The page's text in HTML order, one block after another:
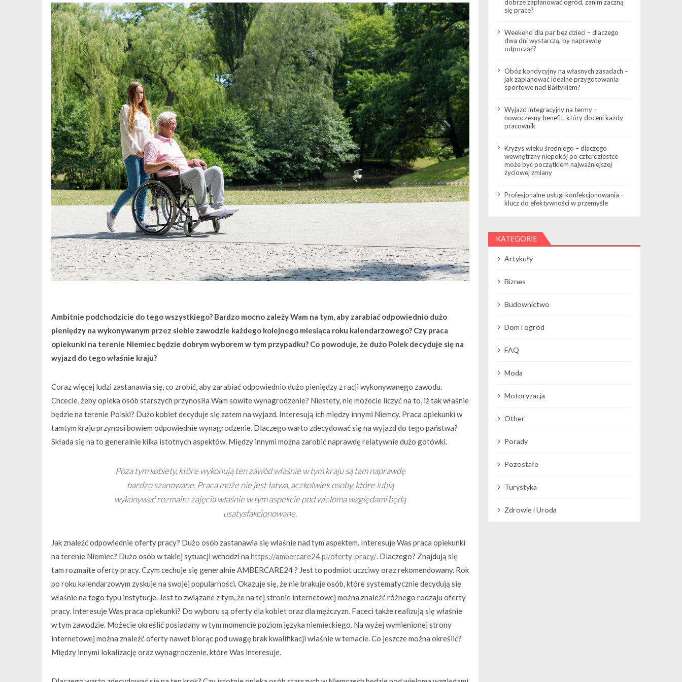
Ambitnie podchodzicie do tego wszystkiego? Bardzo mocno zależy Wam na tym, aby zarabiać odpowiednio dużo
pieniędzy na wykonywanym przez siebie zawodzie każdego kolejnego miesiąca roku kalendarzowego? Czy praca
opiekunki na terenie Niemiec będzie dobrym wyborem w tym przypadku? Co powoduje, że dużo Polek decyduje się na
wyjazd do tego właśnie kraju?
Coraz więcej ludzi zastanawia się, co zrobić, aby zarabiać odpowiednio dużo pieniędzy z racji wykonywanego zawodu.
Chcecie, żeby opieka osób starszych przynosiła Wam sowite wynagrodzenie? Niestety, nie możecie liczyć na to, iż tak właśnie
będzie na terenie Polski? Dużo kobiet decyduje się zatem na wyjazd. Interesują ich między innymi Niemcy. Praca opiekunki w
tamtym kraju przynosi bowiem odpowiednie wynagrodzenie. Dlaczego warto zdecydować się na wyjazd do tego państwa?
Składa się na to generalnie kilka istotnych aspektów. Między innymi można zarobić naprawdę relatywnie dużo gotówki.
Poza tym kobiety, które wykonują ten zawód właśnie w tym kraju są tam naprawdę
bardzo szanowane. Praca może nie jest łatwa, aczkolwiek osoby, które lubią
wykonywać rozmaite zajęcia właśnie w tym aspekcie pod wieloma względami będą
usatysfakcjonowane.
Jak znaleźć odpowiednie oferty pracy? Dużo osób zastanawia się właśnie nad tym aspektem. Interesuje Was praca opiekunki
na terenie Niemiec? Dużo osób w takiej sytuacji wchodzi na https://ambercare24.pl/oferty-pracy/. Dlaczego? Znajdują się
tam rozmaite oferty pracy. Czym cechuje się generalnie AMBERCARE24 ? Jest to podmiot uczciwy oraz rekomendowany. Rok
po roku kalendarzowym zyskuje na swojej popularności. Okazuje się, że nie brakuje osób, które systematycznie decydują się
właśnie na tego typu instytucje. Jest to związane z tym, że na tej stronie internetowej można znaleźć różnego rodzaju oferty
pracy. Interesuje Was praca opiekunki? Do wyboru są oferty dla kobiet oraz dla mężczyzn. Faceci także realizują się właśnie
w tym zawodzie. Możecie określić posiadany w tym momencie poziom języka niemieckiego. Na wyżej wymienionej strony
internetowej można znaleźć oferty nawet biorąc pod uwagę brak kwalifikacji właśnie w temacie. Co jeszcze można określić?
Między innymi lokalizację oraz wynagrodzenie, które Was interesuje.
dobrze zaplanować ogród, zanim zaczną
się prace?
Weekend dla par bez dzieci – dlaczego
dwa dni wystarczą, by naprawdę
odpocząć?
Obóz kondycyjny na własnych zasadach –
jak zaplanować idealne przygotowania
sportowe nad Bałtykiem?
Wyjazd integracyjny na termy –
nowoczesny benefit, który doceni każdy
pracownik
Kryzys wieku średniego – dlaczego
wewnętrzny niepokój po czterdziestce
może być początkiem najważniejszej
życiowej zmiany
Profesjonalne usługi konfekcjonowania –
klucz do efektywności w przemyśle
KATEGORIE
Artykuły
Biznes
Budownictwo
Dom i ogród
FAQ
Moda
Motoryzacja
Other
Porady
Pozostałe
Turystyka
Zdrowie i Uroda